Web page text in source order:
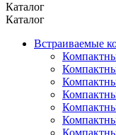
Каталог
Каталог
Встраиваемые